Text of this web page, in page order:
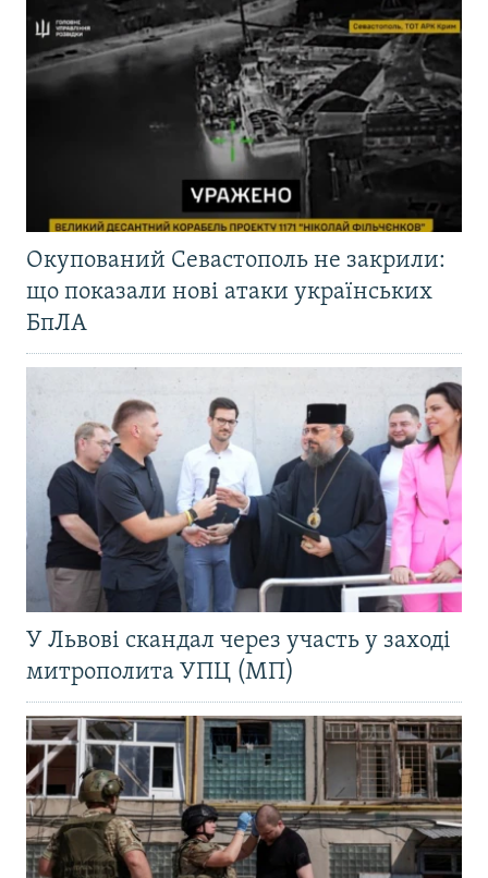
Окупований Севастополь не закрили:
що показали нові атаки українських
БпЛА
У Львові скандал через участь у заході
митрополита УПЦ (МП)